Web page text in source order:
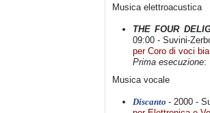
Musica elettroacustica
THE FOUR
09:00 - Suvini-
per Coro di voci
Prima esecuzione:
Musica vocale
Discanto - 2000 -